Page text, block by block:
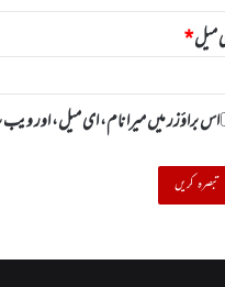
میل*
اس براؤزر میں میرا نام، ای میل، اور